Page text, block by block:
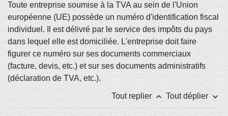
Toute entreprise soumise à la TVA au sein de l'Union
européenne (UE) possède un numéro d'identification fiscal
individuel. Il est délivré par le service des impôts du pays
dans lequel elle est domiciliée. L'entreprise doit faire
figurer ce numéro sur ses documents commerciaux
(facture, devis, etc.) et sur ses documents administratifs
(déclaration de TVA, etc.).
Tout replier keyboard_arrow_up Tout déplier keyboard_arrow_down